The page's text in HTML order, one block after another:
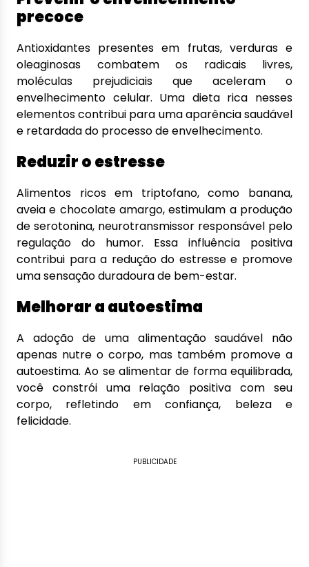
precoce
Antioxidantes presentes em frutas, verduras e
oleaginosas combatem os radicais livres,
moléculas prejudiciais que aceleram o
envelhecimento celular. Uma dieta rica nesses
elementos contribui para uma aparência saudável
e retardada do processo de envelhecimento.
Reduzir o estresse
Alimentos ricos em triptofano, como banana,
aveia e chocolate amargo, estimulam a produção
de serotonina, neurotransmissor responsável pelo
regulação do humor. Essa influência positiva
contribui para a redução do estresse e promove
uma sensação duradoura de bem-estar.
Melhorar a autoestima
A adoção de uma alimentação saudável não
apenas nutre o corpo, mas também promove a
autoestima. Ao se alimentar de forma equilibrada,
você constrói uma relação positiva com seu
corpo, refletindo em confiança, beleza e
felicidade.
PUBLICIDADE